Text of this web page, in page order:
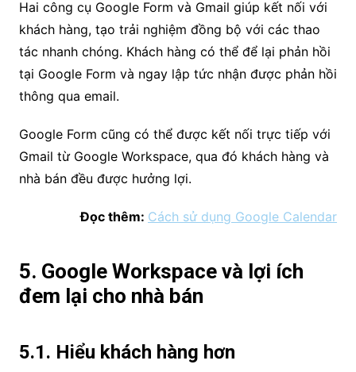
Hai công cụ Google Form và Gmail giúp kết nối với
khách hàng, tạo trải nghiệm đồng bộ với các thao
tác nhanh chóng. Khách hàng có thể để lại phản hồi
tại Google Form và ngay lập tức nhận được phản hồi
thông qua email.
Google Form cũng có thể được kết nối trực tiếp với
Gmail từ Google Workspace, qua đó khách hàng và
nhà bán đều được hưởng lợi.
Đọc thêm: Cách sử dụng Google Calendar
5. Google Workspace và lợi ích
đem lại cho nhà bán
5.1. Hiểu khách hàng hơn